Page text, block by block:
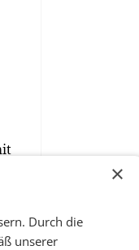
×
Durch die
unserer